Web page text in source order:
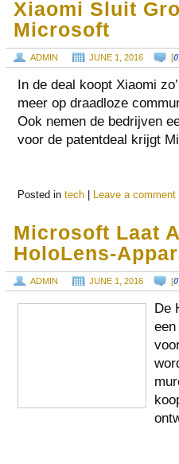
Xiaomi Sluit
Microsoft
ADMIN JUNE 1, 2016 [0
In de deal koopt Xiaomi
meer op draadloze
Ook nemen de bedrijven
voor de patentdeal krijgt
Posted in tech Leave a comment
Microsoft Laat
HoloLens-
ADMIN JUNE 1, 2016 [0
De